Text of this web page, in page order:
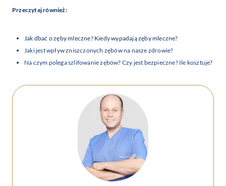
Przeczytaj również:
Jak dbać o zęby mleczne? Kiedy wypadają zęby mleczne?
Jaki jest wpływ zniszczonych zębów na nasze zdrowie?
Na czym polega szlifowanie zębów? Czy jest bezpieczne? Ile kosztuje?